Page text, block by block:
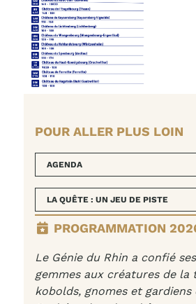
POUR ALLER PLUS LOIN
AGENDA
LA QUÊTE : UN JEU DE PISTE
PROGRAMMATION
Le Génie du Rhin a confié
gemmes aux créatures de la
kobolds, gnomes et gardiens